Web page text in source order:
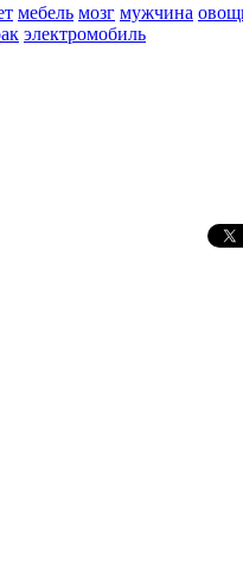
мебель мозг мужчина
электромобиль